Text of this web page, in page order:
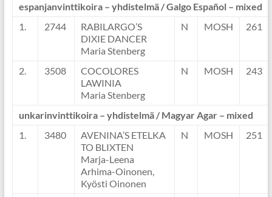
espanjanvinttikoira – yhdistelmä / Galgo Español – mixed
1.
2744
RABILARGO’S
DIXIE DANCER
Maria Stenberg
N MOSH 261
2. 3508
COCOLORES
LAWINIA
Maria Stenberg
N MOSH 243
unkarinvinttikoira – yhdistelmä / Magyar Agar – mixed
1.
3480
AVENINA’S ETELKA
TO BLIXTEN
Marja-Leena
Arhima-Oinonen,
Kyösti Oinonen
N MOSH 251